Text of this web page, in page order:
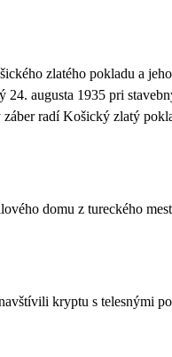
zlatého pokladu a
augusta 1935 pri
radí Košický zlatý
domu z tureckého
kryptu s telesnými